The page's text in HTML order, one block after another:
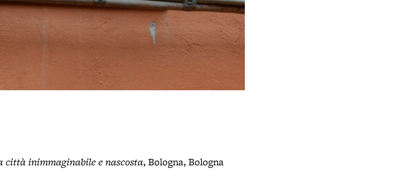
città inimmaginabile e nascosta, Bologna, Bologna